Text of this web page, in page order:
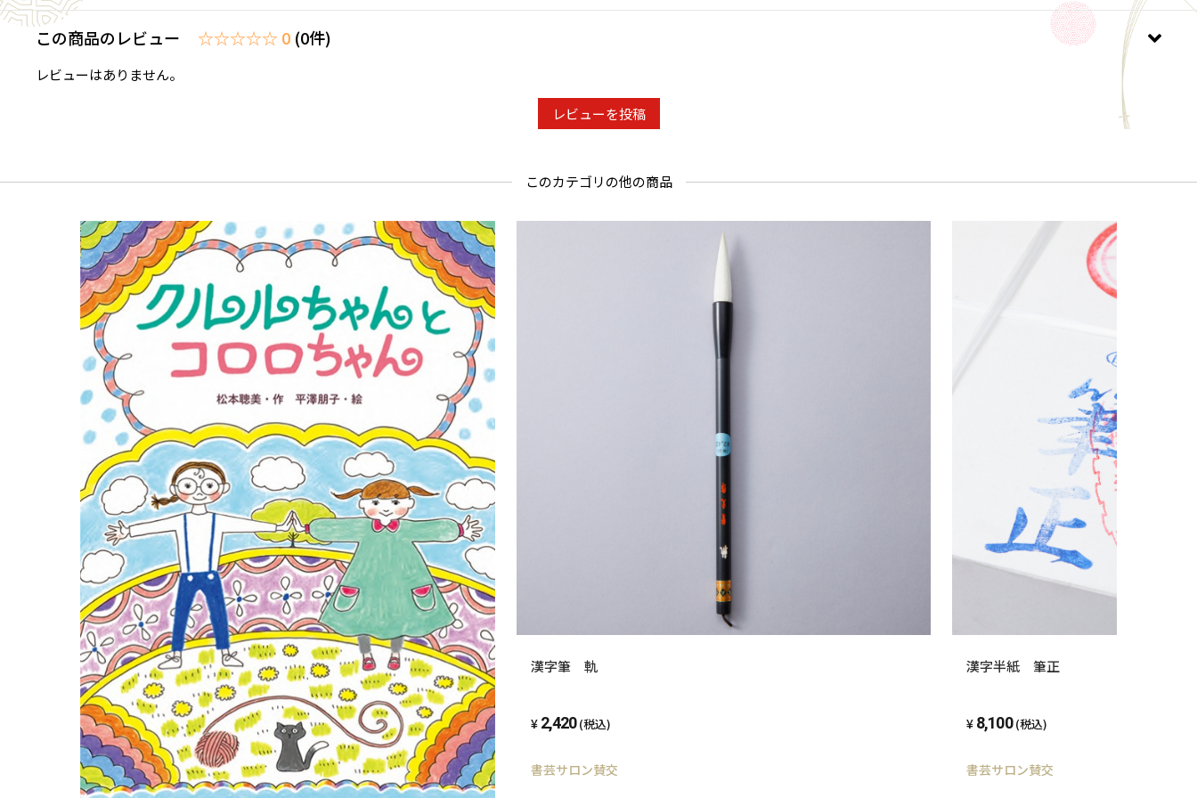
この商品のレビュー ☆☆☆☆☆ 0 (0件)
レビューはありません。
レビューを投稿
このカテゴリの他の商品
漢字筆 軌
2,420 (税込)
書芸サロン賛交
漢字半紙 筆正
8,100 (税込)
書芸サロン賛交